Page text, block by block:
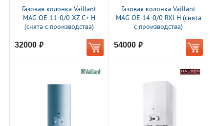
Газовая колонка Vaillant
MAG OE 11-0/0 XZ C+ H
(снята с производства)
32000 руб.
Газовая колонка Vaillant
MAG OE 14-0/0 RXI H (снята
с производства)
54000 руб.